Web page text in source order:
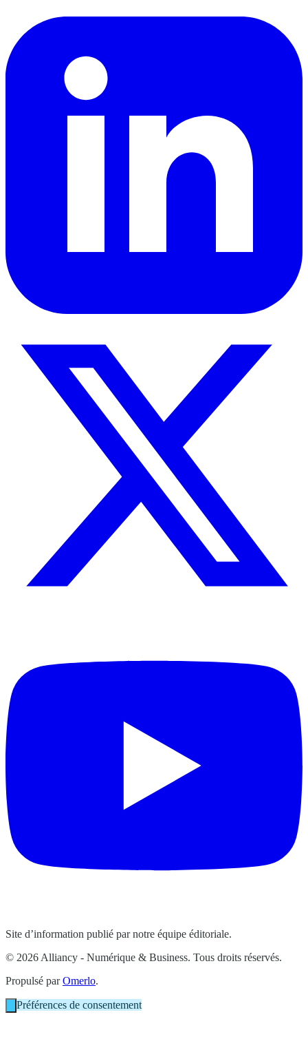
Site d’information publié par notre équipe éditoriale.
© 2026 Alliancy - Numérique & Business. Tous droits réservés.
Propulsé parOmerlo.
Préférences de consentement